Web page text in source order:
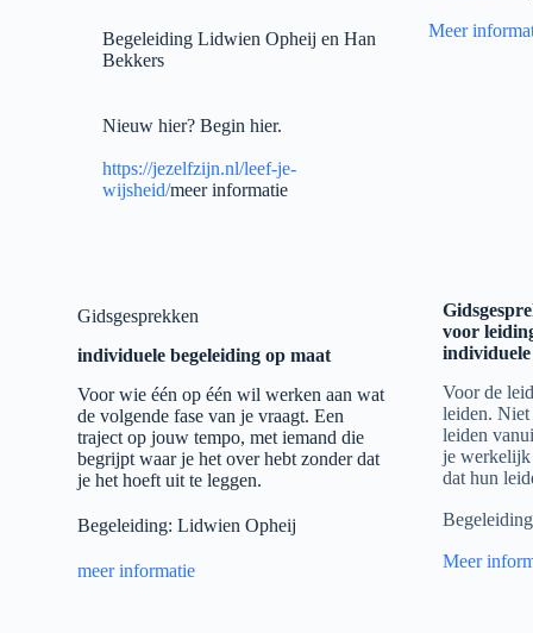
Begeleiding Lidwien Opheij en Han
Bekkers
Nieuw hier? Begin hier.
https://jezelfzijn.nl/leef-je-
wijsheid/meer informatie
Meer
Gidsgesprekken
individuele begeleiding op maat
Voor wie één op één wil werken aan wat
de volgende fase van je vraagt. Een
traject op jouw tempo, met iemand die
begrijpt waar je het over hebt zonder dat
je het hoeft uit te leggen.
Begeleiding: Lidwien Opheij
meer informatie
voor
Voor de
leiden. Niet
leiden
je werkelijk
dat hun
Meer